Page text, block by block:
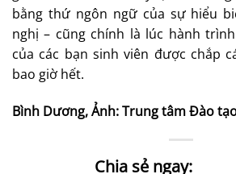
bằng thứ ngôn ngữ của sự hiểu
nghị – cũng chính là lúc hành
của các bạn sinh viên được chắp
bao giờ hết.
Bình Dương, Ảnh: Trung tâm Đào